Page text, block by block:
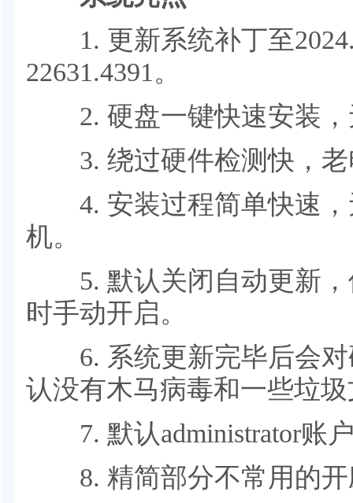
1. 更新系统补丁至
22631.4391。
2. 硬盘一键快速安装，
3. 绕过硬件检测快，老
4. 安装过程简单快速，
机。
5. 默认关闭自动更新，
时手动开启。
6. 系统更新完毕后会对
认没有木马病毒和一些垃
7. 默认administrator账
8. 精简部分不常用的开